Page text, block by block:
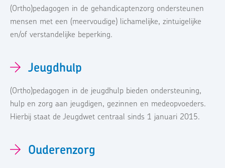
(Ortho)pedagogen in de gehandicaptenzorg ondersteunen
mensen met een (meervoudige) lichamelijke, zintuigelijke
en/of verstandelijke beperking.
Jeugdhulp
(Ortho)pedagogen in de jeugdhulp bieden ondersteuning,
hulp en zorg aan jeugdigen, gezinnen en medeopvoeders.
Hierbij staat de Jeugdwet centraal sinds 1 januari 2015.
Ouderenzorg